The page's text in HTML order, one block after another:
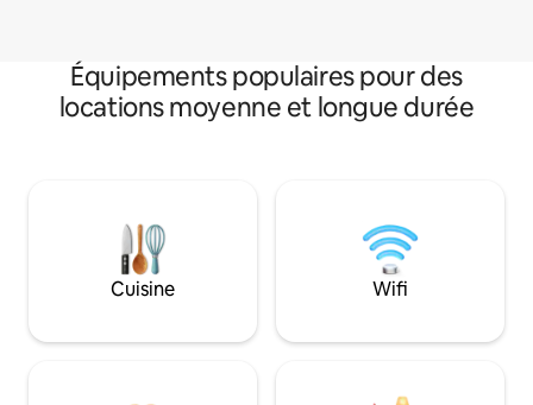
Équipements populaires pour des
locations moyenne et longue durée
Cuisine Wifi